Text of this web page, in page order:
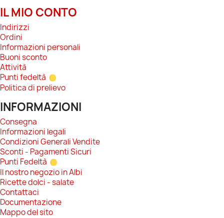
IL MIO CONTO
Indirizzi
Ordini
Informazioni personali
Buoni sconto
Attività
Punti fedeltà
Politica di prelievo
INFORMAZIONI
Consegna
Informazioni legali
Condizioni Generali Vendite
Sconti - Pagamenti Sicuri
Punti Fedeltà
Il nostro negozio in Albi
Ricette dolci - salate
Contattaci
Documentazione
Mappo del sito